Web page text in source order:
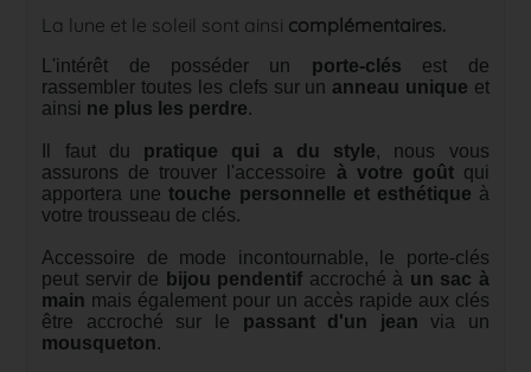
La lune et le soleil sont ainsi complémentaires.
L'intérêt de posséder un porte-clés est de
rassembler toutes les clefs sur un anneau unique et
ainsi ne plus les perdre.
Il faut du pratique qui a du style, nous vous
assurons de trouver l'accessoire à votre goûtqui
apportera unetouche personnelle et esthétique à
votre trousseau de clés.
Accessoire de mode incontournable, le porte-clés
peut servir de bijou pendentif accroché à un sac à
main mais également pour un accès rapide aux clés
être accroché sur le passant d'un jean via un
mousqueton.